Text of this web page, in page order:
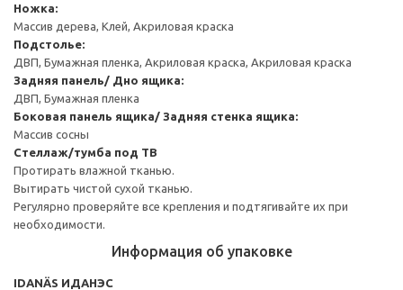
Ножка:
Массив дерева, Клей, Акриловая краска
Подстолье:
ДВП, Бумажная пленка, Акриловая краска, Акриловая краска
Задняя панель/ Дно ящика:
ДВП, Бумажная пленка
Боковая панель ящика/ Задняя стенка ящика:
Массив сосны
Стеллаж/тумба под ТВ
Протирать влажной тканью.
Вытирать чистой сухой тканью.
Регулярно проверяйте все крепления и подтягивайте их при
необходимости.
Информация об упаковке
IDANÄS ИДАНЭС